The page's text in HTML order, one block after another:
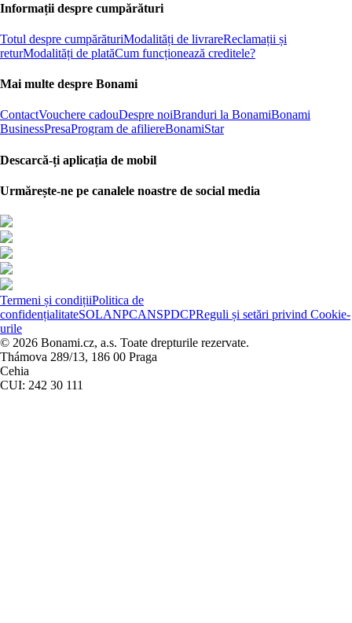
Informații despre cumpărături
Totul despre cumpărăturiModalități de livrareReclamații și
returModalități de platăCum funcționează creditele?
Mai multe despre Bonami
ContactVouchere cadouDespre noiBranduri la BonamiBonami
BusinessPresaProgram de afiliereBonamiStar
Descarcă-ți aplicația de mobil
Urmărește-ne pe canalele noastre de social media
Termeni și condițiiPolitica de
confidențialitateSOLANPCANSPDCPReguli și setări privind Cookie-
urile
© 2026 Bonami.cz, a.s. Toate drepturile rezervate.
Thámova 289/13, 186 00 Praga
Cehia
CUI: 242 30 111